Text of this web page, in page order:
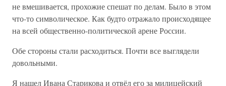
не вмешивается, прохожие спешат по делам. Было в этом
что-то символическое. Как будто отражало происходящее
на всей общественно-политической арене России.
Обе стороны стали расходиться. Почти все выглядели
довольными.
Я нашел Ивана Старикова и отвёл его за милицейский